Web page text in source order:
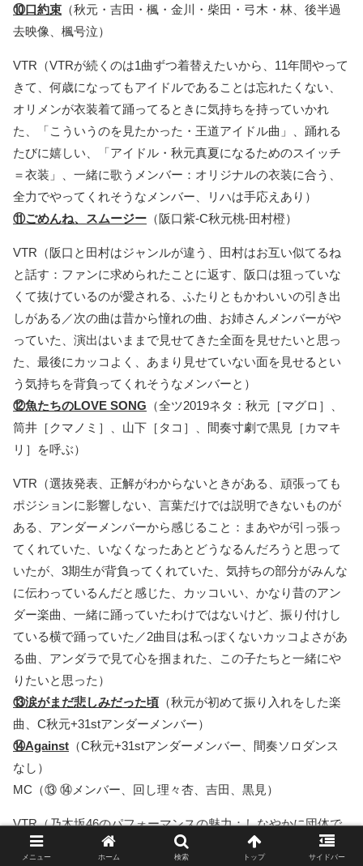
⑩口約束 （秋元・吉田・楓・金川・柴田・弓木・林、後半過
去映像、楓号泣）
VTR（VTRが続くのは1曲ずつ着替えたいから、11年間やって
きて、何歳になってもアイドルであることは忘れたくない、
オリメンが衣装着て踊ってるときに気持ちを持っていかれ
た、「こういうのを見たかった・王道アイドル曲」、踊れる
たびに嬉しい、「アイドル・秋元真夏になるためのスイッチ
＝衣装」、一緒に歌うメンバー：オリジナルの衣装に合う、
全力でやってくれそうなメンバー、リハは手応えあり）
⑪ごめんね、スムージー （阪口紫-C秋元桃-田村橙）
VTR（阪口と田村はジャンルが違う、田村はお互い似てるね
と話す：ファンに求められたことに返す、阪口は狙っていな
くて抜けているのが愛される、ふたりともかわいいの引き出
しがある／次の曲は昔から憧れの曲、お姉さんメンバーがや
っていた、演出はいままで見せてきた全面を見せたいと思っ
た、最後にカッコよく、あまり見せていない面を見せるとい
う気持ちを背負ってくれそうなメンバーと）
⑫魚たちのLOVE SONG （全ツ2019ネタ：秋元［マグロ］、
筒井［クマノミ］、山下［タコ］、間奏寸劇で黒見［カマキ
リ］を呼ぶ）
VTR（選抜発表、正解がわからないときがある、頑張っても
ポジションに影響しない、言葉だけでは説明できないものが
ある、アンダーメンバーから感じること：まあやが引っ張っ
てくれていた、いなくなったあとどうなるんだろうと思って
いたが、3期生が背負ってくれていた、気持ちの部分がみんな
に伝わっているんだと感じた、カッコいい、かなり昔のアン
ダー楽曲、一緒に踊っていたわけではないけど、振り付けし
ている横で踊っていた／2曲目は私っぽくないカッコよさがあ
る曲、アンダラで見て心を掴まれた、この子たちと一緒にや
りたいと思った）
⑬涙がまだ悲しみだった頃 （秋元が初めて振り入れをした楽
曲、C秋元+31stアンダーメンバー）
⑭Against （C秋元+31stアンダーメンバー、間奏ソロダンス
なし）
MC（⑬ ⑭メンバー、回し理々杏、吉田、黒見）
VTR（乃木坂46のパフォーマンスの魅力：しなやかに団体で
見せること、乃木坂46の転機になった2曲、白石と西野のポジ
メニュー ホーム 検索 トップ サイドバー